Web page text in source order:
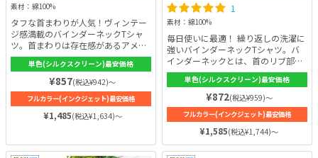
素材：綿100%
タフな首まわりが人気！ヴィンテー
ジ感満載のバインダーネックTシャ
ツ。首まわりは存在感があるアメリ
カンスタイルの太めの襟バインダー
幅で、リブにひと手間を加えた二本
針縫製で仕上げています。そのため
肌触りがよく、タフな首まわりが特
徴！生地は6.2ozと程よい厚みで透
けにくいです。特に首まわりにこだ
わりを持って高品質に仕上げてある
単色(シルクスクリーン)最安価格
¥857(税込¥942)～
フルカラー(インクジェット)最安価格
¥1,485(税込¥1,634)～
1
素材：綿100%
毎日使いに最適！ 繰り返しの洗濯に
強いバインダーネックTシャツ。バ
インダーネックとは、首のリブ部分
を別の生地で挟み込んで、縫製した
もの。生地を重ねて縫っているため
耐久性が高まり、程よいヴィンテー
ジ感が出ます。一見シンプルです
が、細部にはこだわりが詰まってい
ます。特に耐久性はトップクラスに
高いので、何年も着れるオリジナル
Tシャツを作りたい方におすすめ！
単色(シルクスクリーン)最安価格
¥872(税込¥959)～
フルカラー(インクジェット)最安価格
¥1,585(税込¥1,744)～